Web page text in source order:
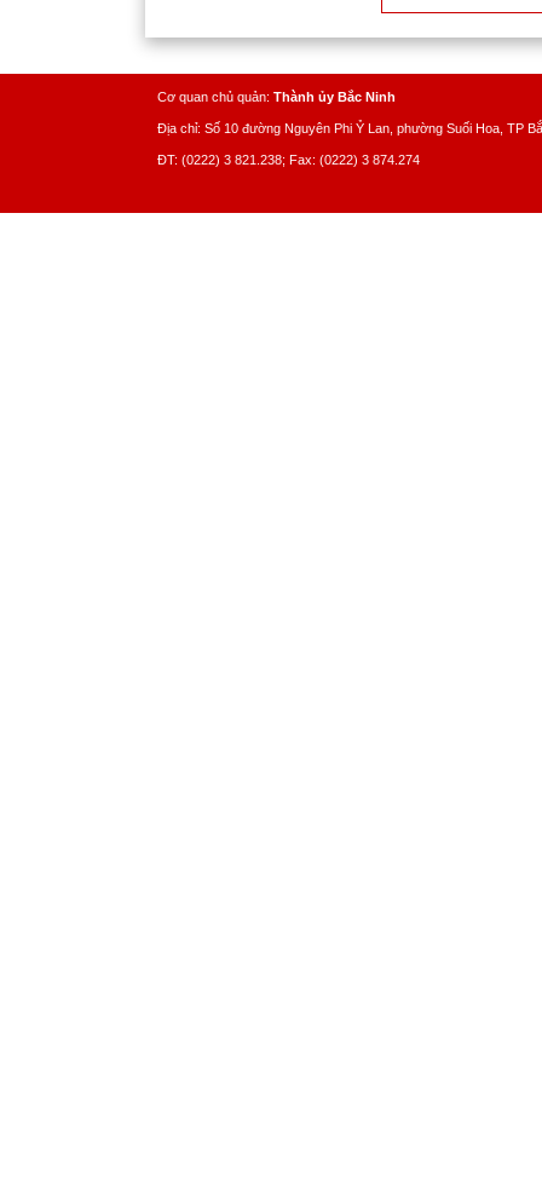
Cơ quan chủ quản: Thành ủy Bắc Ninh
Địa chỉ: Số 10 đường Nguyên Phi Ỷ Lan, phường Suối Hoa, TP
ĐT: (0222) 3 821.238; Fax: (0222) 3 874.274